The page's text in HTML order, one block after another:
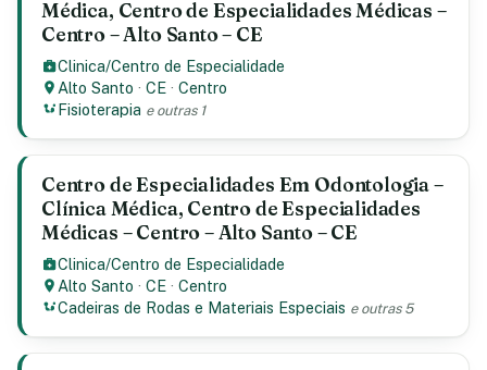
Médica, Centro de Especialidades Médicas –
Centro – Alto Santo – CE
Clinica/Centro de Especialidade
Alto Santo ·CE ·Centro
Fisioterapia e outras 1
Centro de Especialidades Em Odontologia –
Clínica Médica, Centro de Especialidades
Médicas – Centro – Alto Santo – CE
Clinica/Centro de Especialidade
Alto Santo ·CE ·Centro
Cadeiras de Rodas e Materiais Especiais e outras 5